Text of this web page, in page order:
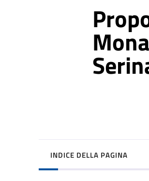
INDICE DELLA PAGINA